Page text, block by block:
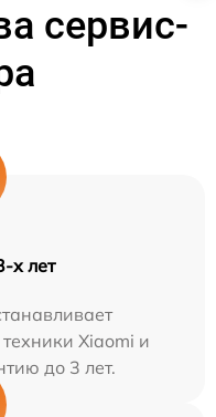
сервис-
х лет
Xiaomi и
до 3 лет.